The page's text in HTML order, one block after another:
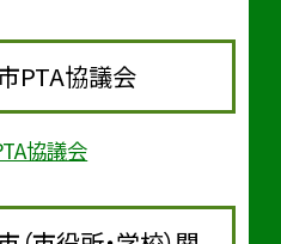
PTA協議会
協議会